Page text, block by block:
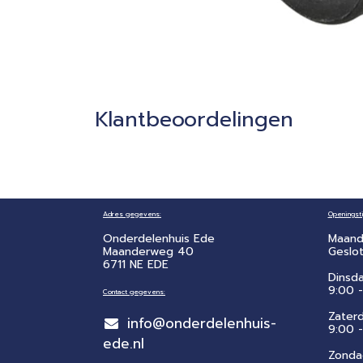
Klantbeoordelingen
Adres gegevens:
Onderdelenhuis Ede
Maanderweg 40
6711 NE EDE
Contact gegevens:
info@onderdelenhuis-
ede.nl
9:00
​9:00